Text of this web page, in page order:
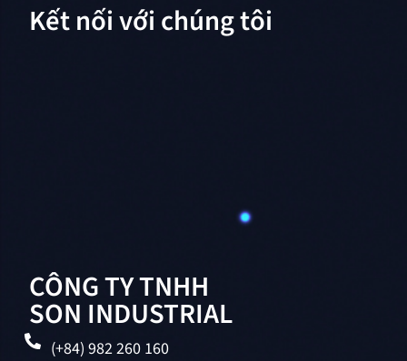
CÔNG TY TNHH
SON INDUSTRIAL
(+84) 982 260 160
Kết nối với chúng tôi